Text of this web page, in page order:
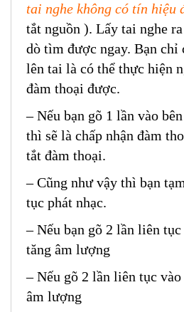
tai nghe không có tín hiệu
tắt nguồn ). Lấy tai nghe
dò tìm được ngay. Bạn chỉ
lên tai là có thể thực hiện
đàm thoại được.
– Nếu bạn gõ 1 lần vào
thì sẽ là chấp nhận đàm
tắt đàm thoại.
– Cũng như vậy thì bạn
tục phát nhạc.
– Nếu bạn gõ 2 lần liên
tăng âm lượng
– Nếu gõ 2 lần liên tục
âm lượng